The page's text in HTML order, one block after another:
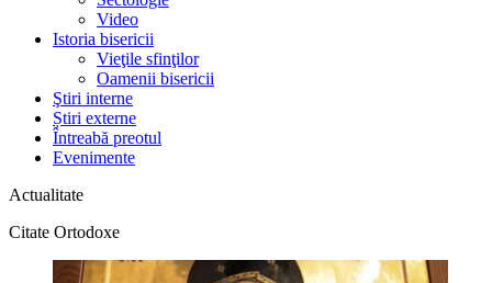
Video
Istoria bisericii
Vieţile sfinţilor
Oamenii bisericii
Ştiri interne
Știri externe
Întreabă preotul
Evenimente
Actualitate
Citate Ortodoxe